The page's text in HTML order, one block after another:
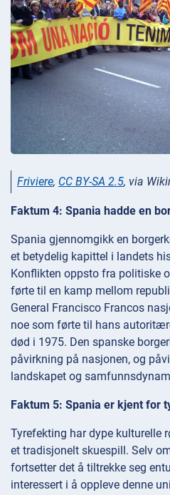
Friviere, CC BY-SA 2.5, via
Faktum 4: Spania hadde en
Spania gjennomgikk en
et betydelig kapittel i landets
Konflikten oppsto fra politiske
førte til en kamp mellom
General Francisco Francos
noe som førte til hans
død i 1975. Den spanske
påvirkning på nasjonen, og
landskapet og
Faktum 5: Spania er kjent for
Tyrefekting har dype kulturelle
et tradisjonelt skuespill. Selv
fortsetter det å tiltrekke seg
interessert i å oppleve denne